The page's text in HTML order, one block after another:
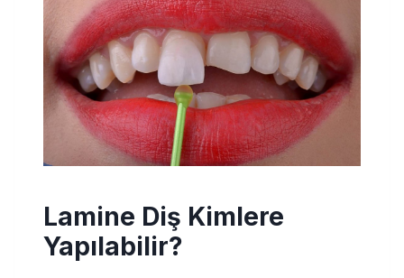
Lamine Diş Kimlere
Yapılabilir?